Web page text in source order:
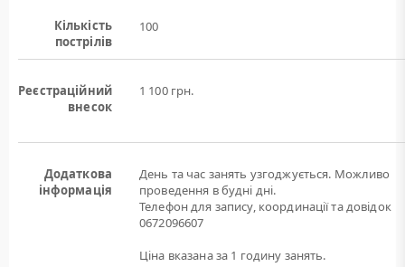
Кількість
пострілів
100
Реєстраційний
внесок
1 100 грн.
Додаткова
інформація
День та час занять узгоджується. Можливо
проведення в будні дні.
Телефон для запису, координації та довідок
0672096607
Ціна вказана за 1 годину занять.